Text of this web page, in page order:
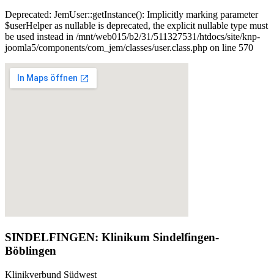
Deprecated: JemUser::getInstance(): Implicitly marking parameter
$userHelper as nullable is deprecated, the explicit nullable type must
be used instead in /mnt/web015/b2/31/511327531/htdocs/site/knp-
joomla5/components/com_jem/classes/user.class.php on line 570
SINDELFINGEN: Klinikum Sindelfingen-
Böblingen
Klinikverbund Südwest